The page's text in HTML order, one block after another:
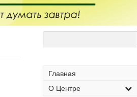
Главная
О Центре